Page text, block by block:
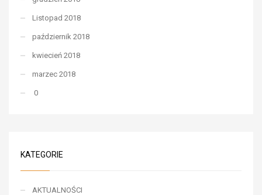
Listopad 2018
październik 2018
kwiecień 2018
marzec 2018
0
KATEGORIE
AKTUALNOŚCI